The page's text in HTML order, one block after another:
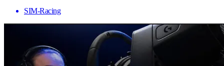
SIM-Racing